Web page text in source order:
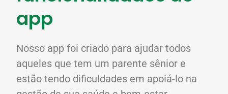
app
Nosso app foi criado para ajudar todos
aqueles que tem um parente sênior e
estão tendo dificuldades em apoiá-lo na